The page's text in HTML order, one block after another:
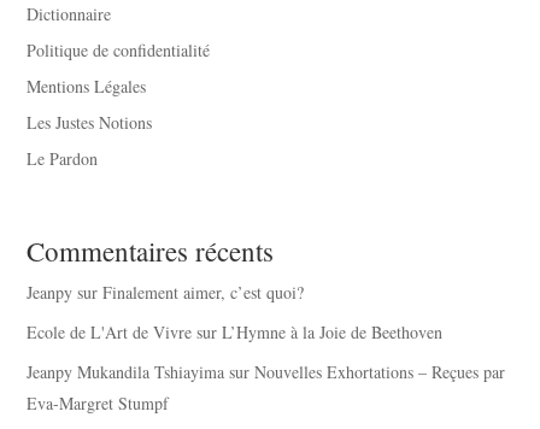
Dictionnaire
Politique de confidentialité
Mentions Légales
Les Justes Notions
Le Pardon
Commentaires récents
Jeanpy surFinalement aimer, c’est quoi?
Ecole de L'Art de Vivre surL’Hymne à la Joie de Beethoven
Jeanpy Mukandila Tshiayima surNouvelles Exhortations – Reçues par
Eva-Margret Stumpf